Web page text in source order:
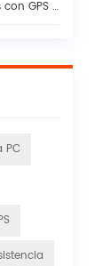
seguridad moderna de la carga
PC